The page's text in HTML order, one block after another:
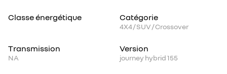
Classe énergétique Catégorie
4X4 / SUV / Crossover
Transmission
NA
Version
journey hybrid 155